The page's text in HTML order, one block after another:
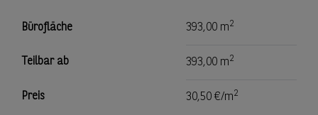
Bürofläche 393,00 m2
Teilbar ab 393,00 m2
Preis 30,50 €/m2